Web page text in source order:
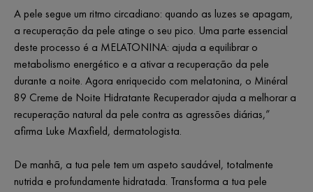
A pele segue um ritmo circadiano: quando as luzes se apagam,
a recuperação da pele atinge o seu pico. Uma parte essencial
deste processo é a MELATONINA: ajuda a equilibrar o
metabolismo energético e a ativar a recuperação da pele
durante a noite. Agora enriquecido com melatonina, o Minéral
89 Creme de Noite Hidratante Recuperador ajuda a melhorar a
recuperação natural da pele contra as agressões diárias,”
afirma Luke Maxfield, dermatologista.
De manhã, a tua pele tem um aspeto saudável, totalmente
nutrida e profundamente hidratada. Transforma a tua pele